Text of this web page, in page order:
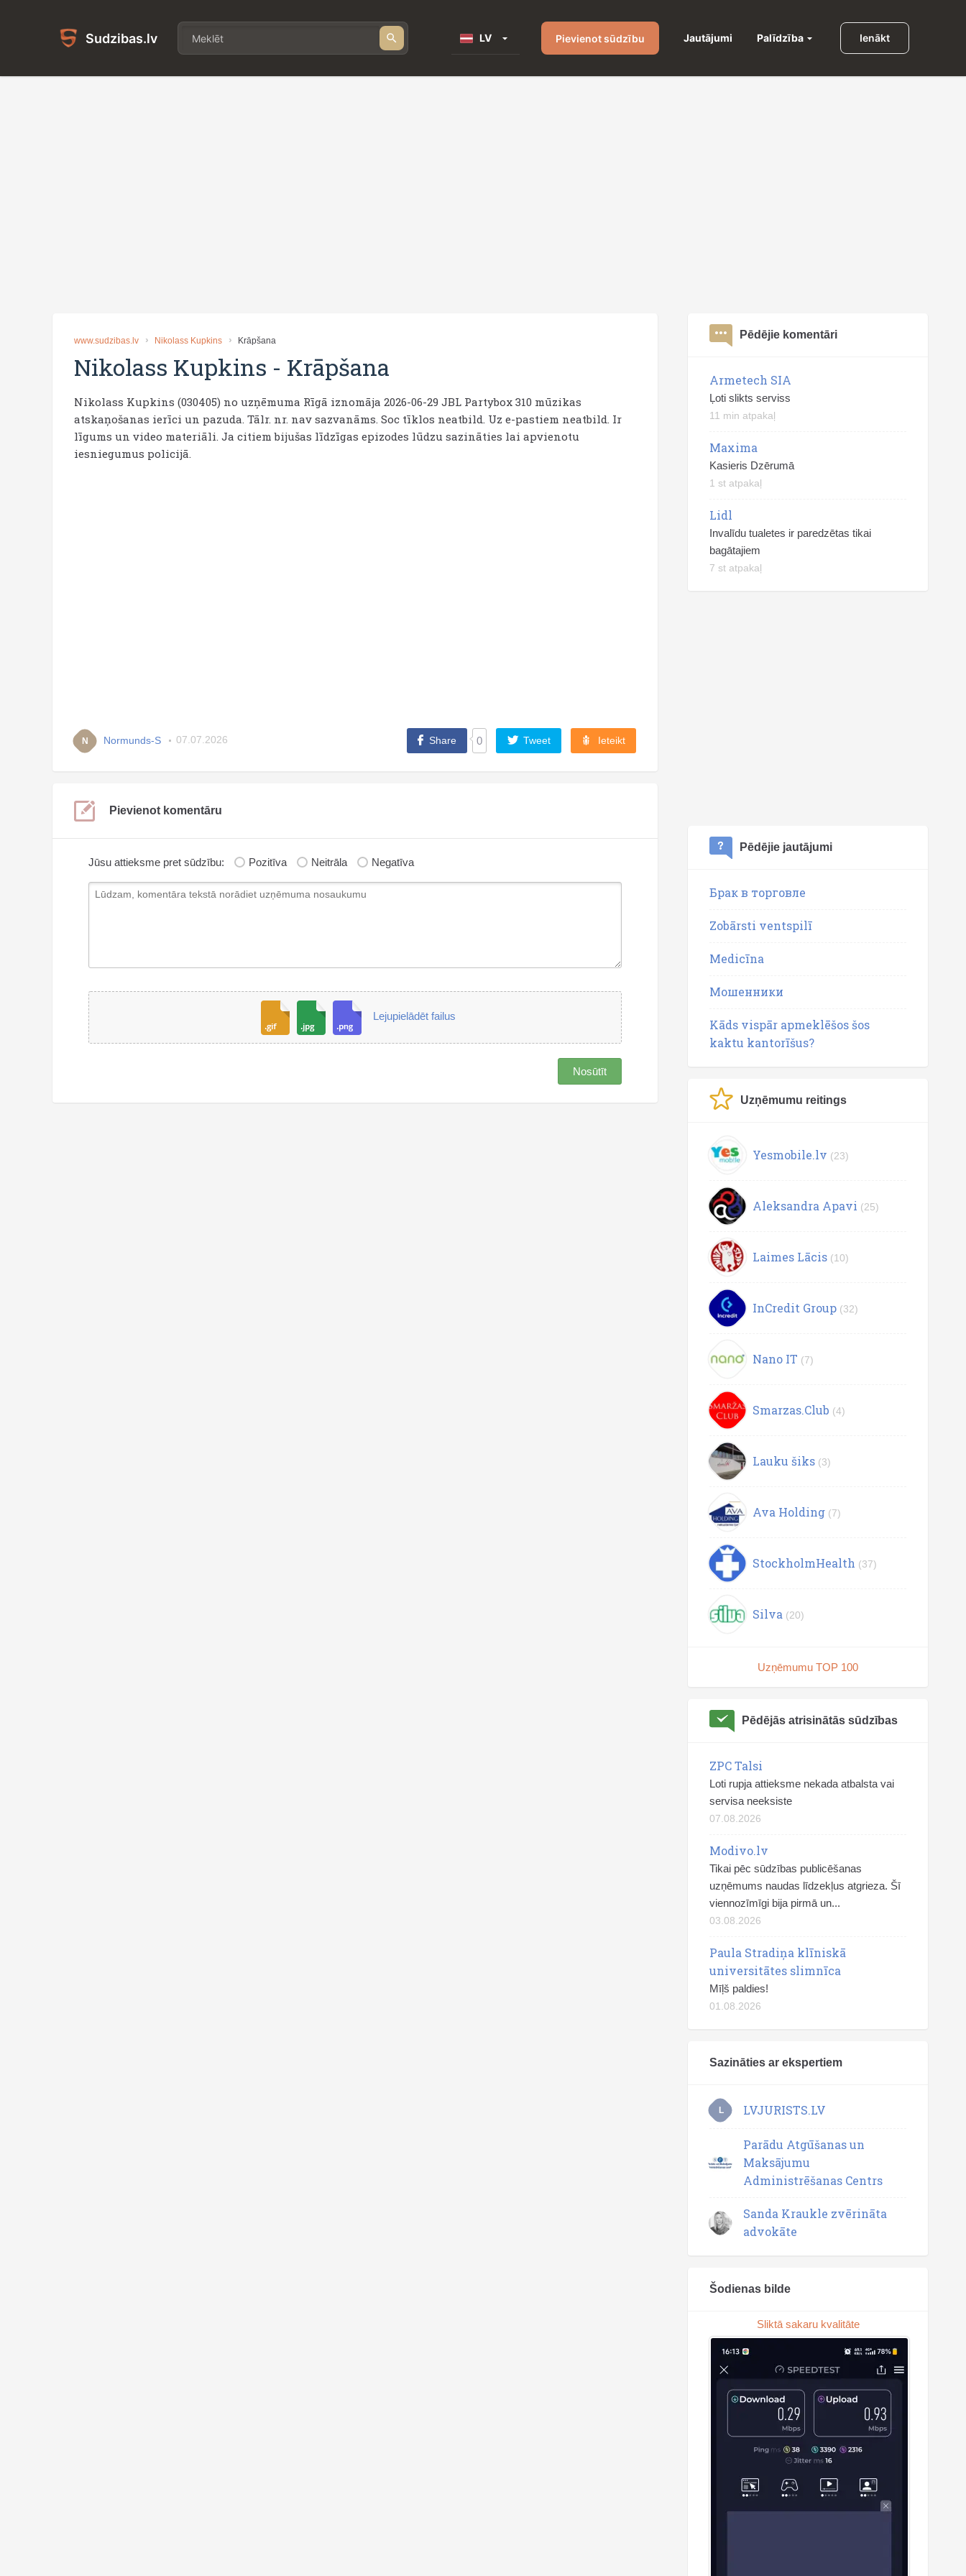
Sudzibas.lv LV Pievienot sūdzību Jautājumi Palīdzība Ienākt
www.sudzibas.lv Nikolass Kupkins Krāpšana
Nikolass Kupkins - Krāpšana
Nikolass Kupkins (030405) no uzņēmuma Rīgā iznomāja 2026-06-29 JBL Partybox 310 mūzikas
atskaņošanas ierīci un pazuda. Tālr. nr. nav sazvanāms. Soc tīklos neatbild. Uz e-pastiem neatbild. Ir
līgums un video materiāli. Ja citiem bijušas līdzīgas epizodes lūdzu sazināties lai apvienotu
iesniegumus policijā.
N Normunds-S 07.07.2026 Share 0 Tweet Ieteikt
Pievienot komentāru
Jūsu attieksme pret sūdzību: Pozitīva Neitrāla Negatīva
Lejupielādēt failus
Nosūtīt
Pēdējie komentāri
Armetech SIA
Ļoti slikts serviss
11 min atpakaļ
Maxima
Kasieris Dzērumā
1 st atpakaļ
Lidl
Invalīdu tualetes ir paredzētas tikai
bagātajiem
7 st atpakaļ
Pēdējie jautājumi
Брак в торговле
Zobārsti ventspilī
Medicīna
Мошенники
Kāds vispār apmeklēšos šos
kaktu kantorīšus?
Uzņēmumu reitings
Yesmobile.lv (23)
Aleksandra Apavi (25)
Laimes Lācis (10)
InCredit Group (32)
Nano IT (7)
Smarzas.Club (4)
Lauku šiks (3)
Ava Holding (7)
StockholmHealth (37)
Silva (20)
Uzņēmumu TOP 100
Pēdējās atrisinātās sūdzības
ZPC Talsi
Loti rupja attieksme nekada atbalsta vai
servisa neeksiste
07.08.2026
Modivo.lv
Tikai pēc sūdzības publicēšanas
uzņēmums naudas līdzekļus atgrieza. Šī
viennozīmīgi bija pirmā un...
03.08.2026
Paula Stradiņa klīniskā
universitātes slimnīca
Mīļš paldies!
01.08.2026
Sazināties ar ekspertiem
L LVJURISTS.LV
Parādu Atgūšanas un
Maksājumu
Administrēšanas Centrs
Sanda Kraukle zvērināta
advokāte
Šodienas bilde
Sliktā sakaru kvalitāte